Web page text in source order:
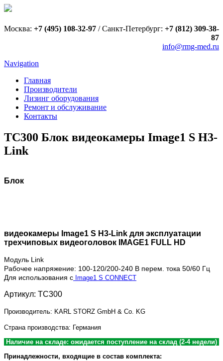
Москва: +7 (495) 108-32-97 / Санкт-Петербург: +7 (812) 309-38-
87
info@rmg-med.ru
Navigation
Главная
Производители
Лизинг оборудования
Ремонт и обслуживание
Контакты
TC300 Блок видеокамеры Image1 S H3-
Link
Блок
видеокамеры Image1 S H3-Link для эксплуатации
трехчиповых видеоголовок IMAGE1 FULL HD
Модуль Link
Рабочее напряжение: 100-120/200-240 В перем. тока 50/60 Гц
Для использования с Image1 S CONNECT
Артикул: TC300
Производитель: KARL STORZ GmbH & Co. KG
Страна производства: Германия
Наличие на складе: ожидается поступление на склад (2-4 недели)
Принадлежности, входящие в состав комплекта: